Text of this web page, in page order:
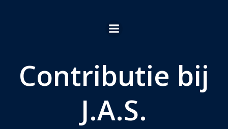
de
Contributie bij
J.A.S.